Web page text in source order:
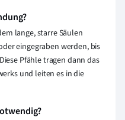
lange, starre Säulen
eingegraben werden, bis
Pfähle tragen dann das
und leiten es in die